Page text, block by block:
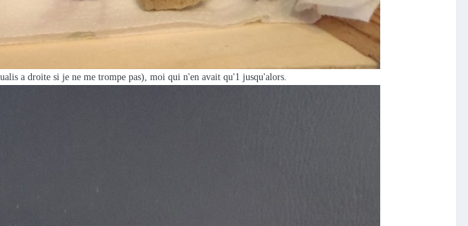
a droite si je ne me trompe pas), moi qui n'en avait qu'1 jusqu'alors.